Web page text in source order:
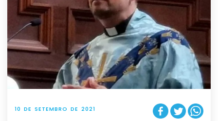
10 DE SETEMBRO DE 2021